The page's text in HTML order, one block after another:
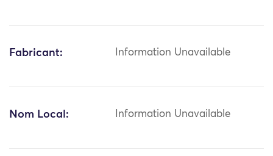
Fabricant: Information Unavailable
Nom Local: Information Unavailable